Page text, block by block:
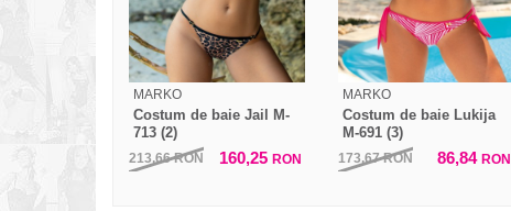
MARKO
Costum de baie Jail M-
713 (2)
213,66RON 160,25 RON
MARKO
Costum de baie Lukija
M-691 (3)
173,67RON 86,84 RON